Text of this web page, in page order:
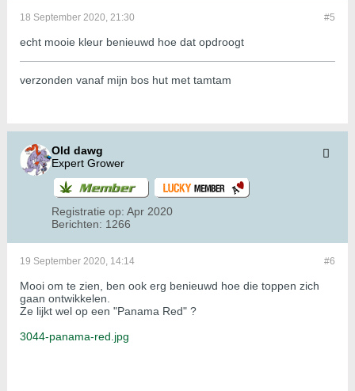
#5
18 September 2020, 21:30
echt mooie kleur benieuwd hoe dat opdroogt
verzonden vanaf mijn bos hut met tamtam
Old dawg
Expert Grower
Registratie op: Apr 2020
Berichten: 1266
#6
19 September 2020, 14:14
Mooi om te zien, ben ook erg benieuwd hoe die toppen zich
gaan ontwikkelen.
Ze lijkt wel op een "Panama Red" ?
3044-panama-red.jpg